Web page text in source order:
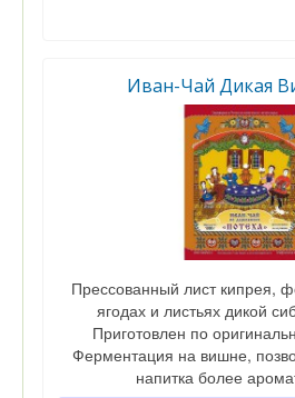
Иван-Чай Дикая
Прессованный лист кипрея,
ягодах и листьях дикой
Приготовлен по
Ферментация на вишне,
напитка более